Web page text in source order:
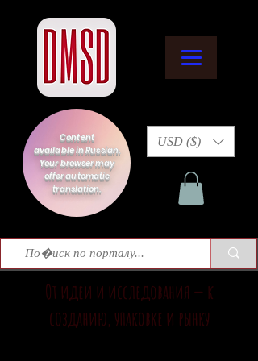
Content
available in Russian.
Your browser may
offer automatic
translation.
USD ($)
От идеи и исследования — к
созданию, упаковке и рынку